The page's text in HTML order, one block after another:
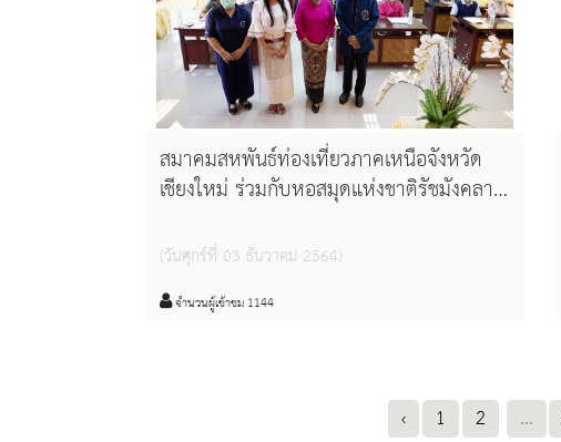
สมาคมสหพันธ์ท่องเที่ยวภาคเหนือจังหวัด
เชียงใหม่ ร่วมกับหอสมุดแห่งชาติรัชมังคลา
ความรู้ด้านพุทธศิลป์ล้านนาเพื่อการนำเที่ยว
รุ่นที่ ๓
(วันศุกร์ที่ 03 ธันวาคม 2564)
จำนวนผู้เข้าชม 1144
‹ 1 2 ...